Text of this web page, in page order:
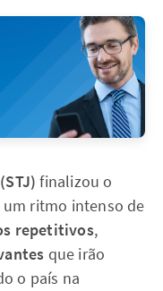
finalizou o
um ritmo intenso de
repetitivos,
que irão
o país na